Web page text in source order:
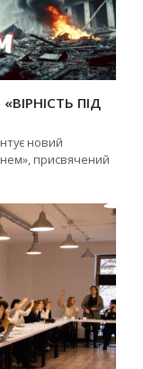
ПІД
новий
присвячений